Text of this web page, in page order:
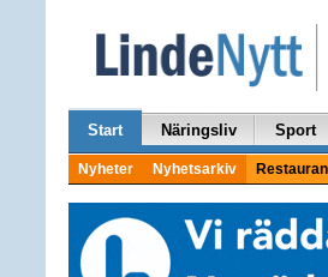
Start Näringsliv Sport
Nyheter Nyhetsarkiv